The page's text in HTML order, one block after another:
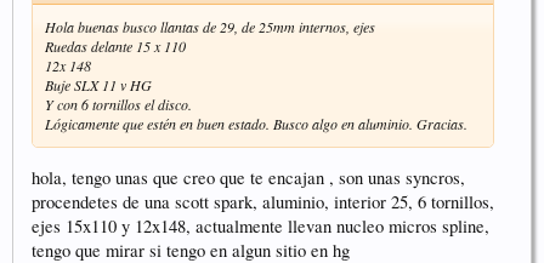
Hola buenas busco llantas de 29, de 25mm internos, ejes
Ruedas delante 15 x 110
12x 148
Buje SLX 11 v HG
Y con 6 tornillos el disco.
Lógicamente que estén en buen estado. Busco algo en aluminio. Gracias.
hola, tengo unas que creo que te encajan , son unas syncros,
procendetes de una scott spark, aluminio, interior 25, 6 tornillos,
ejes 15x110 y 12x148, actualmente llevan nucleo micros spline,
tengo que mirar si tengo en algun sitio en hg